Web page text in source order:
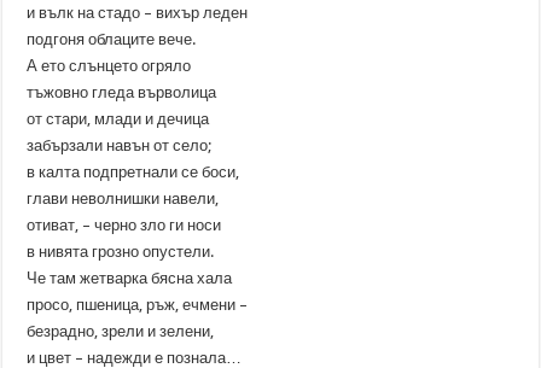
и вълк на стадо – вихър леден
подгоня облаците вече.
А ето слънцето огряло
тъжовно гледа върволица
от стари, млади и дечица
забързали навън от село;
в калта подпретнали се боси,
глави неволнишки навели,
отиват, – черно зло ги носи
в нивята грозно опустели.
Че там жетварка бясна хала
просо, пшеница, ръж, ечмени –
безрадно, зрели и зелени,
и цвет – надежди е познала…